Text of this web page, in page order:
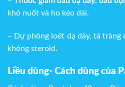
khó nuốt và ho kéo dài.
– Dự phòng loét dạ dày, tá tràng
không steroid.
Liều dùng- Cách dùng của